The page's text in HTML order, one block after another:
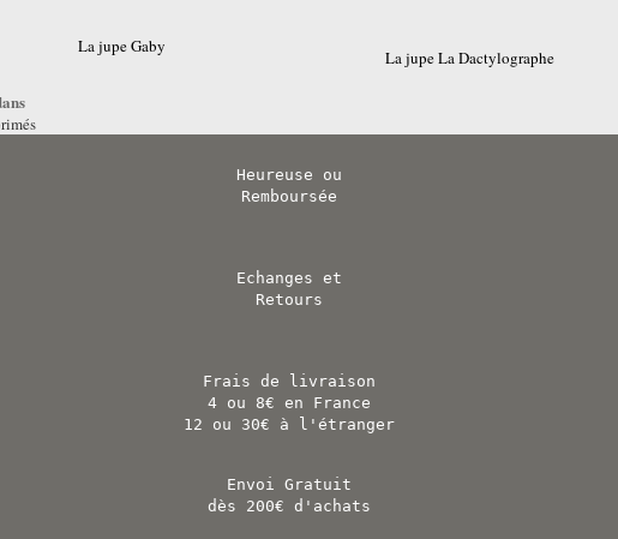
La jupe Gaby
La jupe La Dactylographe
Heureuse ou
Remboursée
Echanges et
Retours
Frais de livraison
4 ou 8€ en France
12 ou 30€ à l'étranger
Envoi Gratuit
dès 200€ d'achats